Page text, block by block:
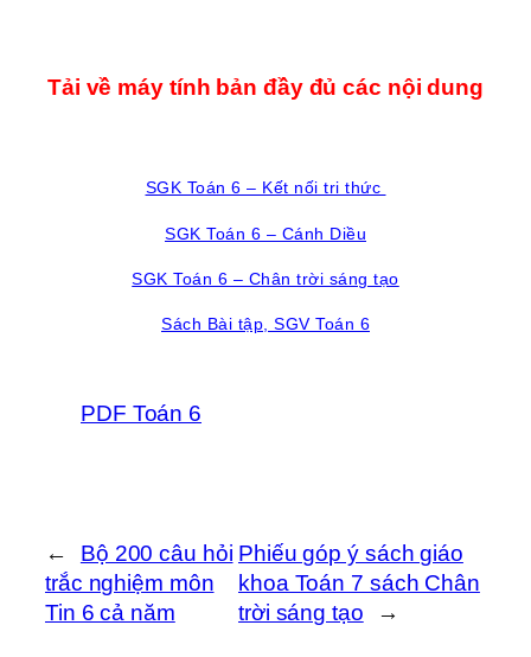
Tải về máy tính bản đầy đủ các nội dung
SGK Toán 6 – Kết nối tri thức
SGK Toán 6 – Cánh Diều
SGK Toán 6 – Chân trời sáng tạo
Sách Bài tập, SGV Toán 6
PDF Toán 6
←
Bộ 200 câu hỏi
trắc nghiệm môn
Tin 6 cả năm
Phiếu góp ý sách giáo
khoa Toán 7 sách Chân
trời sáng tạo
→